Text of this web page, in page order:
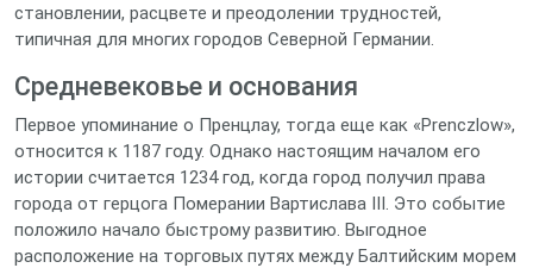
становлении, расцвете и преодолении трудностей,
типичная для многих городов Северной Германии.
Средневековье и основания
Первое упоминание о Пренцлау, тогда еще как «Prenczlow»,
относится к 1187 году. Однако настоящим началом его
истории считается 1234 год, когда город получил права
города от герцога Померании Вартислава III. Это событие
положило начало быстрому развитию. Выгодное
расположение на торговых путях между Балтийским морем